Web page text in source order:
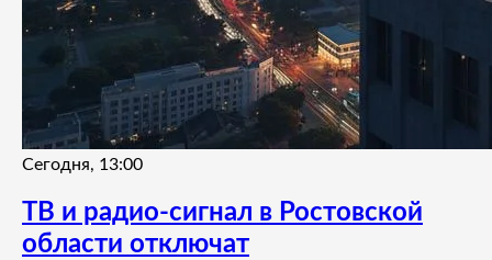
Сегодня, 13:00
ТВ и радио-сигнал в Ростовской
области отключат